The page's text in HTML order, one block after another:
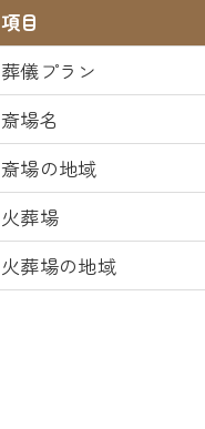
項目
葬儀プラン
斎場名
斎場の地域
火葬場
火葬場の地域